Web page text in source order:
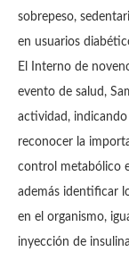
sobrepeso,
en usuarios
El Interno de
evento de salud,
actividad,
reconocer la
control metabólico
además identificar
en el organismo,
inyección de